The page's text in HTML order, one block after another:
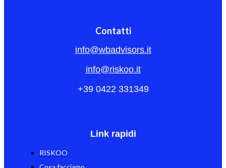
Contatti
info@wbadvisors.it
info@riskoo.it
+39 0422 331349
Link rapidi
RISKOO